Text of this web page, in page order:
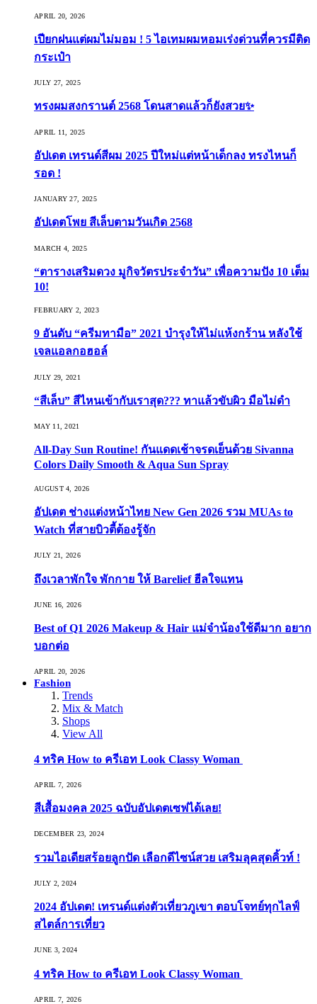
APRIL 20, 2026
เปียกฝนแต่ผมไม่มอม ! 5 ไอเทมผมหอมเร่งด่วนที่ควรมีติด
กระเป๋า
JULY 27, 2025
ทรงผมสงกรานต์ 2568 โดนสาดแล้วก็ยังสวย✨
APRIL 11, 2025
อัปเดต เทรนด์สีผม 2025 ปีใหม่แต่หน้าเด็กลง ทรงไหนก็
รอด !
JANUARY 27, 2025
อัปเดตโพย สีเล็บตามวันเกิด 2568
MARCH 4, 2025
“ตารางเสริมดวง มูกิจวัตรประจำวัน” เพื่อความปัง 10 เต็ม
10!
FEBRUARY 2, 2023
9 อันดับ “ครีมทามือ” 2021 บำรุงให้ไม่แห้งกร้าน หลังใช้
เจลแอลกอฮอล์
JULY 29, 2021
“สีเล็บ” สีไหนเข้ากับเราสุด??? ทาแล้วขับผิว มือไม่ดำ
MAY 11, 2021
All-Day Sun Routine! กันแดดเช้าจรดเย็นด้วย Sivanna
Colors Daily Smooth & Aqua Sun Spray
AUGUST 4, 2026
อัปเดต ช่างแต่งหน้าไทย New Gen 2026 รวม MUAs to
Watch ที่สายบิวตี้ต้องรู้จัก
JULY 21, 2026
ถึงเวลาพักใจ พักกาย ให้ Barelief ฮีลใจแทน
JUNE 16, 2026
Best of Q1 2026 Makeup & Hair แม่จ๋าน้องใช้ดีมาก อยาก
บอกต่อ
APRIL 20, 2026
Fashion
Trends
Mix & Match
Shops
View All
4 ทริค How to ครีเอท Look Classy Woman
APRIL 7, 2026
สีเสื้อมงคล 2025 ฉบับอัปเดตเซฟได้เลย!
DECEMBER 23, 2024
รวมไอเดียสร้อยลูกปัด เลือกดีไซน์สวย เสริมลุคสุดคิ้วท์ !
JULY 2, 2024
2024 อัปเดต! เทรนด์แต่งตัวเที่ยวภูเขา ตอบโจทย์ทุกไลฟ์
สไตล์การเที่ยว
JUNE 3, 2024
4 ทริค How to ครีเอท Look Classy Woman
APRIL 7, 2026